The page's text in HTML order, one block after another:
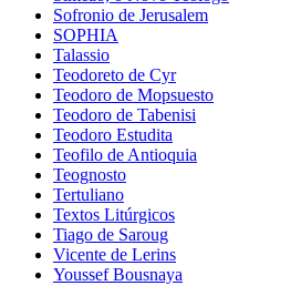
Sofronio de Jerusalem
SOPHIA
Talassio
Teodoreto de Cyr
Teodoro de Mopsuesto
Teodoro de Tabenisi
Teodoro Estudita
Teofilo de Antioquia
Teognosto
Tertuliano
Textos Litúrgicos
Tiago de Saroug
Vicente de Lerins
Youssef Bousnaya